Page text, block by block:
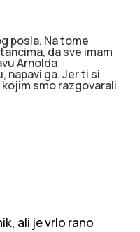
posla. Na tome
da sve imam
Arnolda
napavi ga. Jer ti si
smo razgovarali
ali je vrlo rano